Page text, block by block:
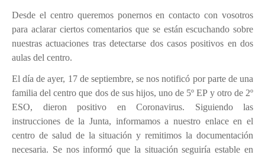
Instalaciones
Conócenos
DEP. ORIENTACIÓN
Orientación Educativa
Desde el centro queremos ponernos en contacto con vosotros
para aclarar ciertos comentarios que se están escuchando sobre
nuestras actuaciones tras detectarse dos casos positivos en dos
aulas del centro.
El día de ayer, 17 de septiembre, se nos notificó por parte de una
familia del centro que dos de sus hijos, uno de 5º EP y otro de 2º
ESO, dieron positivo en Coronavirus. Siguiendo las
instrucciones de la Junta, informamos a nuestro enlace en el
centro de salud de la situación y remitimos la documentación
necesaria. Se nos informó que la situación seguiría estable en